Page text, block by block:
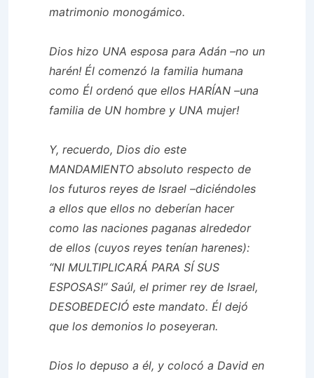
matrimonio monogámico.
Dios hizo UNA esposa para Adán –no un
harén! Él comenzó la familia humana
como Él ordenó que ellos HARÍAN –una
familia de UN hombre y UNA mujer!
Y, recuerdo, Dios dio este
MANDAMIENTO absoluto respecto de
los futuros reyes de Israel –diciéndoles
a ellos que ellos no deberían hacer
como las naciones paganas alrededor
de ellos (cuyos reyes tenían harenes):
“NI MULTIPLICARÁ PARA SÍ SUS
ESPOSAS!” Saúl, el primer rey de Israel,
DESOBEDECIÓ este mandato. Él dejó
que los demonios lo poseyeran.
Dios lo depuso a él, y colocó a David en